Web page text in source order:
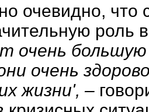
очевидно, что
роль
очень
очень
жизни', –